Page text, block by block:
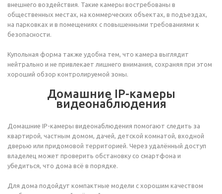
внешнего воздействия. Такие камеры востребованы в
общественных местах, на коммерческих объектах, в подъездах,
на парковках и в помещениях с повышенными требованиями к
безопасности.
Купольная форма также удобна тем, что камера выглядит
нейтрально и не привлекает лишнего внимания, сохраняя при этом
хороший обзор контролируемой зоны.
Домашние IP-камеры
видеонаблюдения
Домашние IP-камеры видеонаблюдения помогают следить за
квартирой, частным домом, дачей, детской комнатой, входной
дверью или придомовой территорией. Через удалённый доступ
владелец может проверить обстановку со смартфона и
убедиться, что дома всё в порядке.
Для дома подойдут компактные модели с хорошим качеством